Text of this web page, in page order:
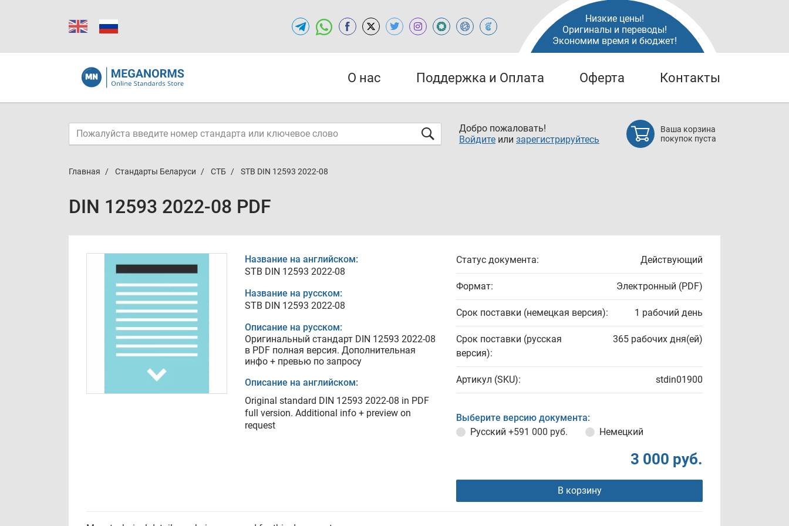
Низкие цены!
Оригиналы и переводы!
Экономим время и бюджет!
О нас Поддержка и Оплата Оферта Контакты
Добро пожаловать!
Войдите или зарегистрируйтесь
Ваша корзина
покупок пуста
Главная Стандарты Беларуси СТБ STB DIN 12593 2022-08
DIN 12593 2022-08 PDF
Название на английском:
STB DIN 12593 2022-08
Название на русском:
STB DIN 12593 2022-08
Описание на русском:
Оригинальный стандарт DIN 12593 2022-08
в PDF полная версия. Дополнительная
инфо + превью по запросу
Описание на английском:
Original standard DIN 12593 2022-08 in PDF
full version. Additional info + preview on
request
Статус документа: Действующий
Формат: Электронный (PDF)
Срок поставки (немецкая версия): 1 рабочий день
Срок поставки (русская
версия):
365 рабочих дня(ей)
Артикул (SKU): stdin01900
Выберите версию документа:
Русский +591 000 руб. Немецкий
3 000 руб.
В корзину